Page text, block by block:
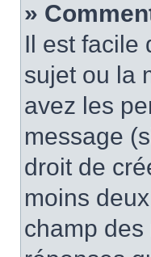
»
Il est facile
sujet ou la
avez les
message
droit de
moins
champ